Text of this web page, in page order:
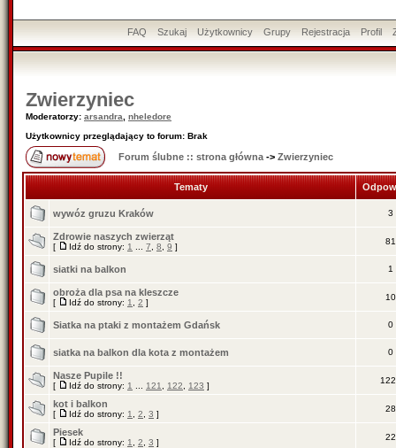
FAQ Szukaj Użytkownicy Grupy Rejestracja Profil
Zwierzyniec
Moderatorzy: arsandra
nheledore
Użytkownicy przeglądający to forum: Brak
Forum ślubne :: strona główna -> Zwierzyniec
Tematy
wywóz gruzu Kraków 3
Zdrowie naszych zwierząt
[ Idź do strony: 1 7 8 9 ]
81
siatki na balkon 1
obroża dla psa na kleszcze
[ Idź do strony: 1 2 ]
10
Siatka na ptaki z montażem Gdańsk 0
siatka na balkon dla kota z montażem 0
Nasze Pupile !!
[ Idź do strony: 1 121 122 123 ]
kot i balkon
[ Idź do strony: 1 2 3 ]
28
Piesek
[ Idź do strony: 1 2 3 ]
22